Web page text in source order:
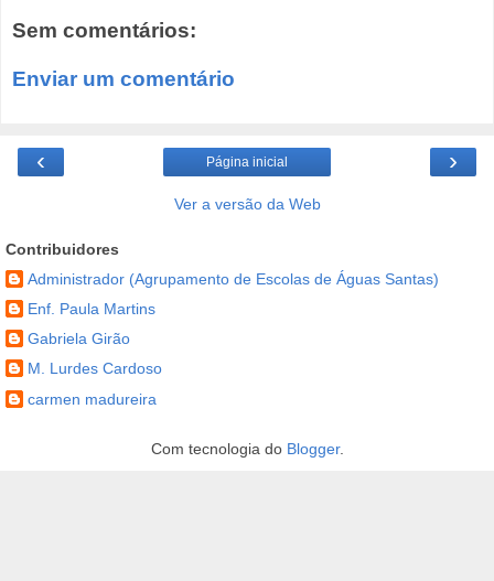
Sem comentários:
Enviar um comentário
‹ ›
Página inicial
Ver a versão da Web
Contribuidores
Administrador (Agrupamento de Escolas de Águas Santas)
Enf. Paula Martins
Gabriela Girão
M. Lurdes Cardoso
carmen madureira
Com tecnologia do Blogger.